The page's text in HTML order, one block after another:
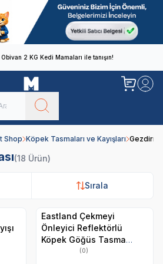
2 KG Kedi Mamaları ile tanışın!
Shop Köpek Tasmaları ve Kayışları
(18 Ürün)
Sırala
Sırala
Eastland Çekmeyi
Önleyici Reflektörlü
Köpek Göğüs Tasma
2,5x65-80 Cm
(0)